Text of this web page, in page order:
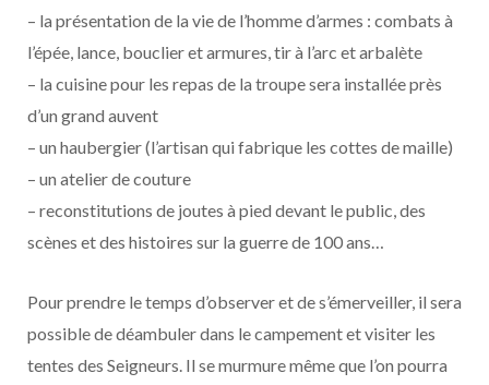
– la présentation de la vie de l’homme d’armes : combats à
l’épée, lance, bouclier et armures, tir à l’arc et arbalète
– la cuisine pour les repas de la troupe sera installée près
d’un grand auvent
– un haubergier (l’artisan qui fabrique les cottes de maille)
– un atelier de couture
– reconstitutions de joutes à pied devant le public, des
scènes et des histoires sur la guerre de 100 ans…
Pour prendre le temps d’observer et de s’émerveiller, il sera
possible de déambuler dans le campement et visiter les
tentes des Seigneurs. Il se murmure même que l’on pourra